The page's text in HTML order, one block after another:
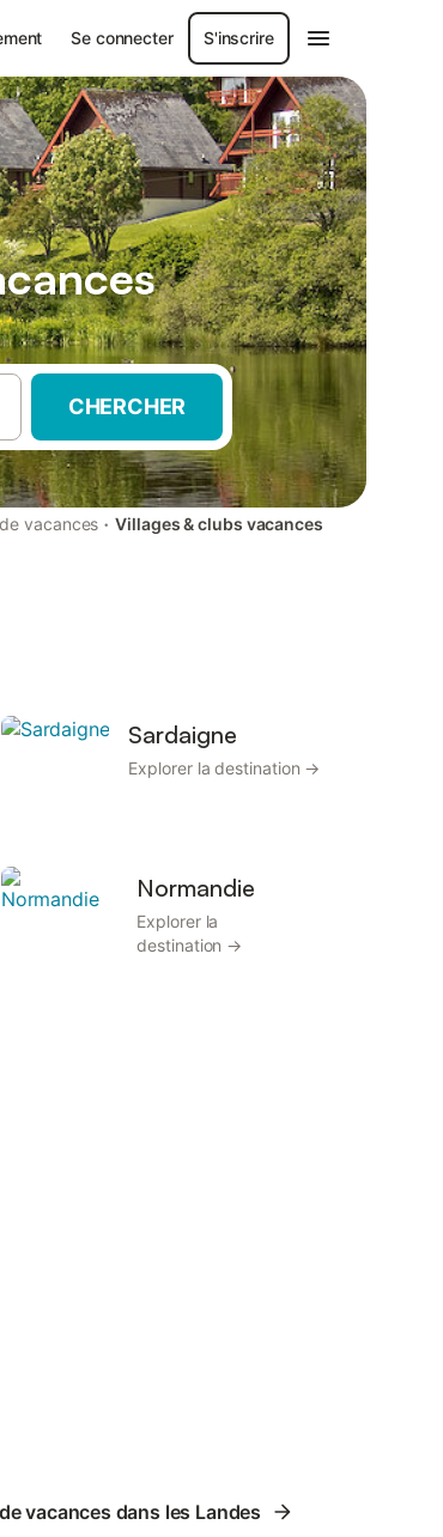
Se connecter S'inscrire
CHERCHER
vacances · Villages & clubs vacances
Sardaigne
Explorer la destination →
Normandie
Explorer la
destination →
vacances dans les Landes